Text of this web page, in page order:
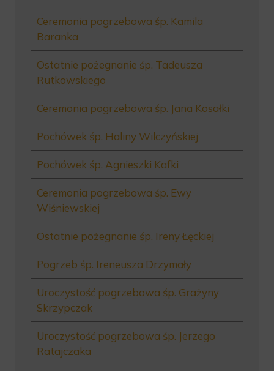
Ceremonia pogrzebowa śp. Kamila
Baranka
Ostatnie pożegnanie śp. Tadeusza
Rutkowskiego
Ceremonia pogrzebowa śp. Jana Kosałki
Pochówek śp. Haliny Wilczyńskiej
Pochówek śp. Agnieszki Kafki
Ceremonia pogrzebowa śp. Ewy
Wiśniewskiej
Ostatnie pożegnanie śp. Ireny Łęckiej
Pogrzeb śp. Ireneusza Drzymały
Uroczystość pogrzebowa śp. Grażyny
Skrzypczak
Uroczystość pogrzebowa śp. Jerzego
Ratajczaka